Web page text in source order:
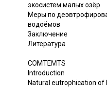
экосистем малых озёр
Меры по
водоёмов
Заключение
Литература
COMTEMTS
Introduction
Natural eutrophication of